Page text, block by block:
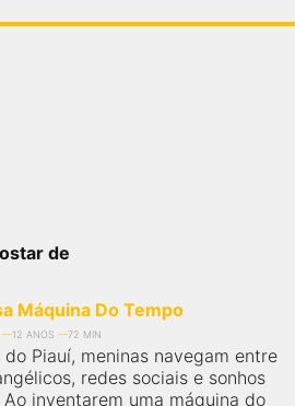
de
Máquina Do Tempo
12 ANOS 72 MIN
Piauí, meninas navegam entre
redes sociais e sonhos
inventarem uma máquina do